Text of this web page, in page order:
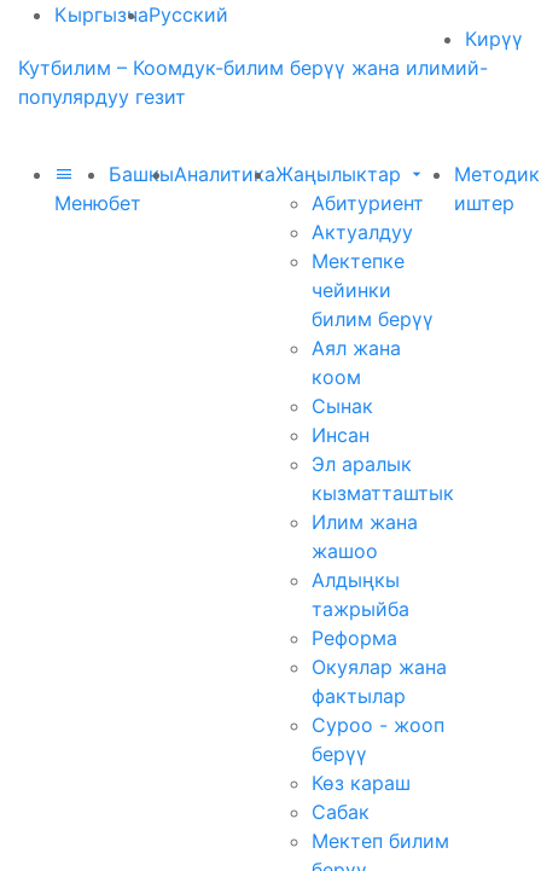
КыргызчаРусский
Кирүү
Кутбилим – Коомдук-билим берүү жана илимий-
популярдуу гезит
Меню
Башкы
бет
АналитикаЖаңылыктар
Абитуриент
Актуалдуу
Мектепке
чейинки
билим берүү
Аял жана
коом
Сынак
Инсан
Эл аралык
кызматташтык
Илим жана
жашоо
Алдыңкы
тажрыйба
Реформа
Окуялар жана
фактылар
Суроо - жооп
берүү
Көз караш
Сабак
Мектеп билим
иштер